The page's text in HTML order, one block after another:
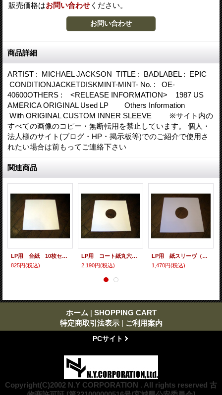
販売価格はお問い合わせ ください。
商品詳細
ARTIST : MICHAEL JACKSON TITLE : BADLABEL : EPIC
CONDITIONJACKETDISKMINT-MINT- No. : OE-
40600OTHERS : <RELEASE INFORMATION> 1987 US
AMERICA ORIGINAL Used LP Others Information
With ORIGINAL CUSTOM INNER SLEEVE ※サイト内の
すべての画像のコピー・無断転用を禁止しています。 個人・
法人様のサイト(ブログ・HP・掲示板等)でのご紹介で使用さ
れたい場合は前もってご連絡下さい
関連商品
LP用 台紙 10枚セット
825円(税込)
LP用 コート紙丸穴ジャケ 10枚セット
2,190円(税込)
LP用 紙スリーヴ（レギュラー 四角の角） 10枚セット
1,470円(税込)
ホーム | SHOPPING CART
特定商取引法表示 | ご利用案内
PCサイト
Copyright(C)2002 N.Y CORPORATION . All rights reserved 古